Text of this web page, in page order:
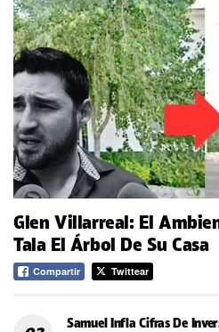
Glen Villarreal: El
Tala El Árbol De Su Casa
Compartir Twittear
Samuel Infla Cifras De